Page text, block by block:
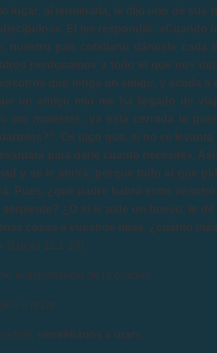
lugar, al terminarla, le dijo uno de sus
El les respondió: «Cuando
nuestro pan cotidiano dánosle cada
perdonamos a todo el que nos
que tenga un amigo, y acuda a
un amigo mío me ha llegado de
me molestes, ya está cerrada la
Os digo que, si no se
para darle cuanto necesite».
y se le abrirá; porque todo el que
Pues, ¿qué padre habrá entre
¿O si le pide un huevo, le
cosas a vuestros hijos, ¿cuánto
(Lucas 11,1-13)
la importancia de la oración.
a rezar.
«enséñanos a orar».